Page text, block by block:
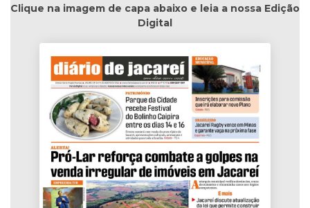
Clique na imagem de capa abaixo e leia a nossa Edição
Digital